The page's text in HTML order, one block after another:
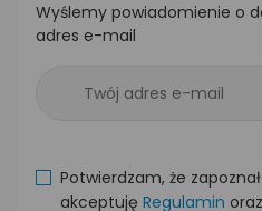
Wyślemy powiadomienie o
adres e-mail
Potwierdzam, że
akceptuję Regulamin oraz